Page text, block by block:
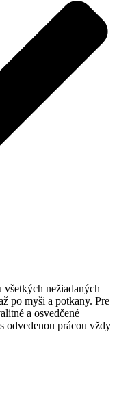
všetkých nežiadaných
po myši a potkany. Pre
a osvedčené
odvedenou prácou vždy